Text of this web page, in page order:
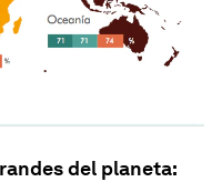
del planeta: